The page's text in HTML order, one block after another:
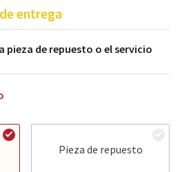
entrega
pieza de repuesto o el servicio
Pieza de repuesto